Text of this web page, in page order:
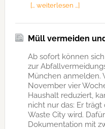
[… weiterlesen …]
Müll vermeiden
Ab sofort können
zur
München anmelden.
November vier
Haushalt reduziert,
nicht nur das: Er
Waste City wird.
Dokumentation mit